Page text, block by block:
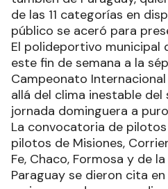
de las 11 categorías en
público se aceró para
El polideportivo municipal
este fin de semana a la
Campeonato
allá del clima inestable del
jornada dominguera a
La convocatoria de
pilotos de Misiones,
Fe, Chaco, Formosa y de
Paraguay se dieron cita